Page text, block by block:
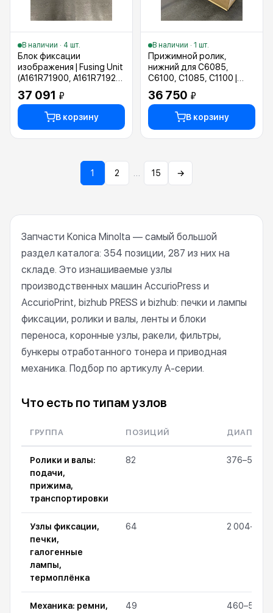
В наличии · 4 шт.
Блок фиксации
изображения | Fusing Unit
(A161R71900, A161R71922,
A161R71933, A161R71944)
37 091 ₽
В корзину
В наличии · 1 шт.
Прижимной ролик,
нижний для C6085,
C6100, C1085, C1100 |
Lower pressure roller
(A5AW720401,
A5AW720400)
36 750 ₽
В корзину
1 2 … 15 →
Запчасти Konica Minolta — самый большой
раздел каталога: 354 позиции, 287 из них на
складе. Это изнашиваемые узлы
производственных машин AccurioPress и
AccurioPrint, bizhub PRESS и bizhub: печки и лампы
фиксации, ролики и валы, ленты и блоки
переноса, коронные узлы, ракели, фильтры,
бункеры отработанного тонера и приводная
механика. Подбор по артикулу A-серии.
Что есть по типам узлов
ГРУППА ПОЗИЦИЙ
Ролики и валы:
подачи,
прижима,
транспортировки
82 376–56
Узлы фиксации,
печки,
галогенные
лампы,
термоплёнка
64 2 004–89
Механика: ремни,
49 460–52